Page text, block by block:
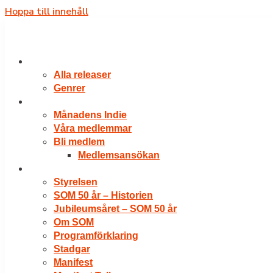
Hoppa till innehåll
Alla releaser
Genrer
Månadens Indie
Våra medlemmar
Bli medlem
Medlemsansökan
Styrelsen
SOM 50 år – Historien
Jubileumsåret – SOM 50 år
Om SOM
Programförklaring
Stadgar
Manifest